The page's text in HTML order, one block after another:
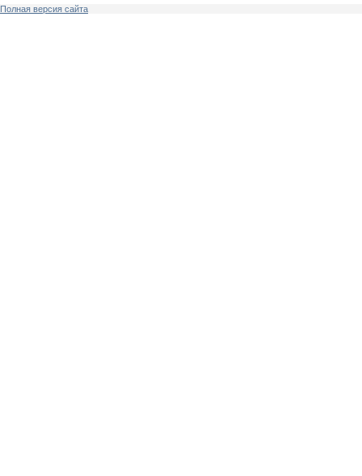
Полная версия сайта